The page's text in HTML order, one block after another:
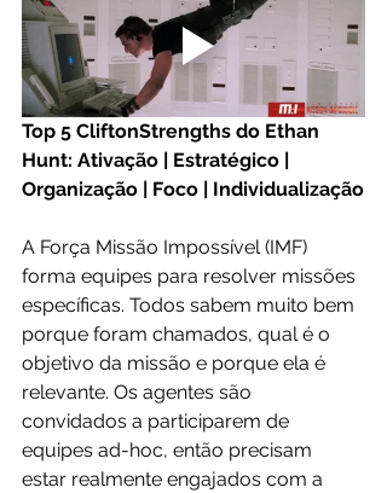
Top 5 CliftonStrengths do Ethan
Hunt: Ativação | Estratégico |
Organização | Foco | Individualização
A Força Missão Impossível (IMF)
forma equipes para resolver missões
específicas. Todos sabem muito bem
porque foram chamados, qual é o
objetivo da missão e porque ela é
relevante. Os agentes são
convidados a participarem de
equipes ad-hoc, então precisam
estar realmente engajados com a